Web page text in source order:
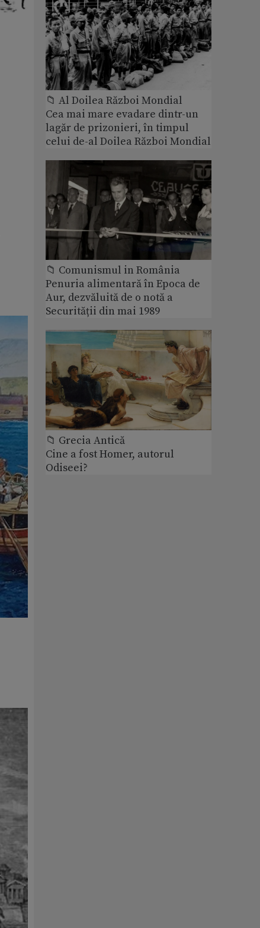
📁 Al Doilea Război Mondial
Cea mai mare evadare dintr-un
lagăr de prizonieri, în timpul
celui de-al Doilea Război Mondial
📁 Comunismul in România
Penuria alimentară în Epoca de
Aur, dezvăluită de o notă a
Securității din mai 1989
📁 Grecia Antică
Cine a fost Homer, autorul
Odiseei?